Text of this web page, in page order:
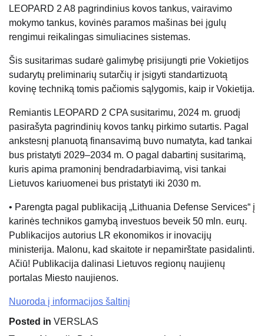
LEOPARD 2 A8 pagrindinius kovos tankus, vairavimo
mokymo tankus, kovinės paramos mašinas bei įgulų
rengimui reikalingas simuliacines sistemas.
Šis susitarimas sudarė galimybę prisijungti prie Vokietijos
sudarytų preliminarių sutarčių ir įsigyti standartizuotą
kovinę techniką tomis pačiomis sąlygomis, kaip ir Vokietija.
Remiantis LEOPARD 2 CPA susitarimu, 2024 m. gruodį
pasirašyta pagrindinių kovos tankų pirkimo sutartis. Pagal
ankstesnį planuotą finansavimą buvo numatyta, kad tankai
bus pristatyti 2029–2034 m. O pagal dabartinį susitarimą,
kuris apima pramoninį bendradarbiavimą, visi tankai
Lietuvos kariuomenei bus pristatyti iki 2030 m.
• Parengta pagal publikaciją „Lithuania Defense Services“ į
karinės technikos gamybą investuos beveik 50 mln. eurų.
Publikacijos autorius LR ekonomikos ir inovacijų
ministerija. Malonu, kad skaitote ir nepamirštate pasidalinti.
Ačiū! Publikacija dalinasi Lietuvos regionų naujienų
portalas Miesto naujienos.
Nuoroda į informacijos šaltinį
Posted in VERSLAS